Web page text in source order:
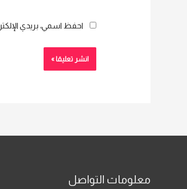
احفظ اسمي، بريدي
معلومات التواصل